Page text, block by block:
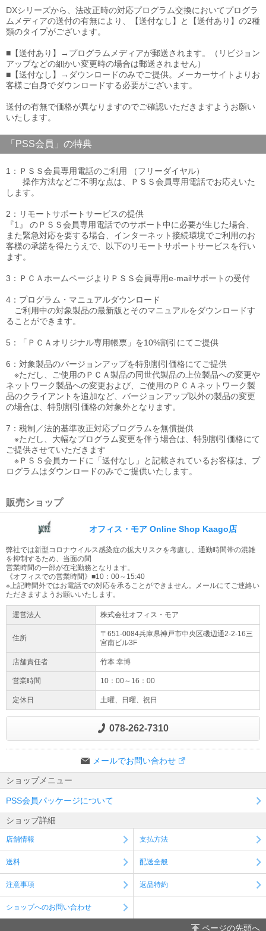
DXシリーズから、法改正時の対応プログラム交換においてプログラ
ムメディアの送付の有無により、【送付なし】と【送付あり】の2種
類のタイプがございます。
■【送付あり】→プログラムメディアが郵送されます。（リビジョン
アップなどの細かい変更時の場合は郵送されません）
■【送付なし】→ダウンロードのみでご提供。メーカーサイトよりお
客様ご自身でダウンロードする必要がございます。
送付の有無で価格が異なりますのでご確認いただきますようお願い
いたします。
「PSS会員」の特典
1：ＰＳＳ会員専用電話のご利用 （フリーダイヤル）
操作方法などご不明な点は、ＰＳＳ会員専用電話でお応えいた
します。
2：リモートサポートサービスの提供
『1』 のＰＳＳ会員専用電話でのサポート中に必要が生じた場合、
また緊急対応を要する場合、インターネット接続環境でご利用のお
客様の承諾を得たうえで、以下のリモートサポートサービスを行い
ます。
3：ＰＣＡホームページよりＰＳＳ会員専用e-mailサポートの受付
4：プログラム・マニュアルダウンロード
ご利用中の対象製品の最新版とそのマニュアルをダウンロードす
ることができます。
5：「ＰＣＡオリジナル専用帳票」を10%割引にてご提供
6：対象製品のバージョンアップを特別割引価格にてご提供
※ただし、ご使用のＰＣＡ製品の同世代製品の上位製品への変更や
ネットワーク製品への変更および、ご使用のＰＣＡネットワーク製
品のクライアントを追加など、バージョンアップ以外の製品の変更
の場合は、特別割引価格の対象外となります。
7：税制／法的基準改正対応プログラムを無償提供
※ただし、大幅なプログラム変更を伴う場合は、特別割引価格にて
ご提供させていただきます
※ＰＳＳ会員カードに「送付なし」と記載されているお客様は、プ
ログラムはダウンロードのみでご提供いたします。
販売ショップ
オフィス・モア Online Shop Kaago店
弊社では新型コロナウイルス感染症の拡大リスクを考慮し、通勤時間帯の混雑
を抑制するため、当面の間
営業時間の一部が在宅勤務となります。
《オフィスでの営業時間》■10：00～15:40
※上記時間外ではお電話での対応を承ることができません。メールにてご連絡い
ただきますようお願いいたします。
運営法人 株式会社オフィス・モア
住所 〒651-0084兵庫県神戸市中央区磯辺通2-2-16三
宮南ビル3F
店舗責任者 竹本 幸博
営業時間 10：00～16：00
定休日 土曜、日曜、祝日
078-262-7310
メールでお問い合わせ
ショップメニュー
PSS会員パッケージについて
ショップ詳細
店舗情報 支払方法
送料 配送全般
注意事項 返品特約
ショップへのお問い合わせ
ページの先頭へ